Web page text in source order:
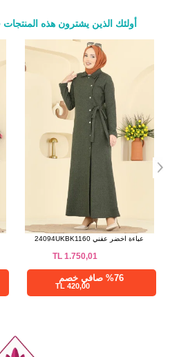
أولئك الذين يشترون هذه
الفستان كحلي غامق 4020KLB1050
550,00
TL
%28 صافي خصم
396,00 TL